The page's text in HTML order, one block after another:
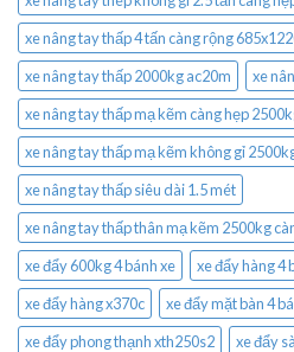
xe nâng tay thấp 4 tấn càng rộng
xe nâng tay thấp 2000kg ac20m
xe
xe nâng tay thấp mạ kẽm càng hẹp
xe nâng tay thấp mạ kẽm không gỉ
xe nâng tay thấp siêu dài 1.5 mét
xe nâng tay thấp thân mạ kẽm 2500kg
xe đẩy 600kg 4 bánh xe
xe đẩy hàng 4
xe đẩy hàng x370c
xe đẩy mặt bàn 4
xe đẩy phong thạnh xth250s2
xe đẩy